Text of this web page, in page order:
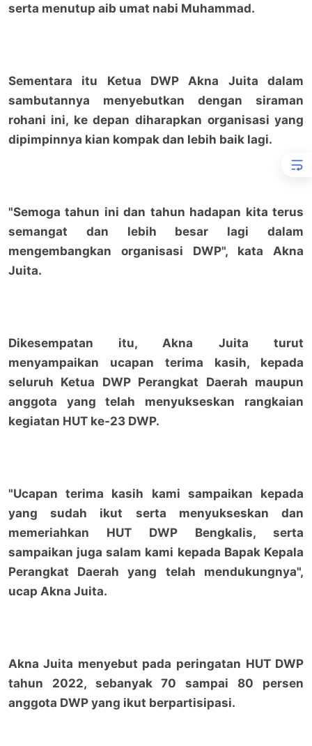
serta menutup aib umat nabi Muhammad.
Sementara itu Ketua DWP Akna Juita dalam
sambutannya menyebutkan dengan siraman
rohani ini, ke depan diharapkan organisasi yang
dipimpinnya kian kompak dan lebih baik lagi.
"Semoga tahun ini dan tahun hadapan kita terus
semangat dan lebih besar lagi dalam
mengembangkan organisasi DWP", kata Akna
Juita.
Dikesempatan itu, Akna Juita turut
menyampaikan ucapan terima kasih, kepada
seluruh Ketua DWP Perangkat Daerah maupun
anggota yang telah menyukseskan rangkaian
kegiatan HUT ke-23 DWP.
"Ucapan terima kasih kami sampaikan kepada
yang sudah ikut serta menyukseskan dan
memeriahkan HUT DWP Bengkalis, serta
sampaikan juga salam kami kepada Bapak Kepala
Perangkat Daerah yang telah mendukungnya",
ucap Akna Juita.
Akna Juita menyebut pada peringatan HUT DWP
tahun 2022, sebanyak 70 sampai 80 persen
anggota DWP yang ikut berpartisipasi.